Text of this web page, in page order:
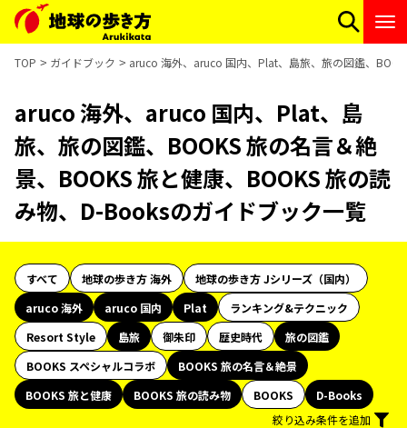
TOP ガイドブック aruco 海外、aruco 国内、Plat、島旅、旅の図鑑、
aruco 海外、aruco 国内、Plat、島
旅、旅の図鑑、BOOKS 旅の名言＆絶
景、BOOKS 旅と健康、BOOKS 旅の読
み物、D-Booksのガイドブック一覧
すべて 地球の歩き方 海外
地球の歩き方 Jシリーズ（国内）
aruco 海外
aruco 国内 Plat
ランキング&テクニック
Resort Style
島旅 御朱印 歴史時代
旅の図鑑
BOOKS スペシャルコラボ
BOOKS 旅の名言＆絶景
BOOKS 旅と健康
BOOKS 旅の読み物 BOOKS
D-Books
絞り込み条件を追加